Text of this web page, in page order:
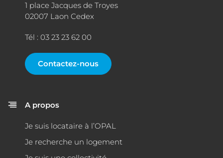
1 place Jacques de Troyes
02007 Laon Cedex
Tél : 03 23 23 62 00
Contactez-nous
A propos
Je suis locataire à l’OPAL
Je recherche un logement